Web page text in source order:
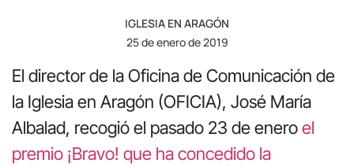
IGLESIA EN ARAGÓN
25 de enero de 2019
El director de la Oficina de Comunicación de
la Iglesia en Aragón (OFICIA), José María
Albalad, recogió el pasado 23 de eneroel
premio ¡Bravo! que ha concedido la